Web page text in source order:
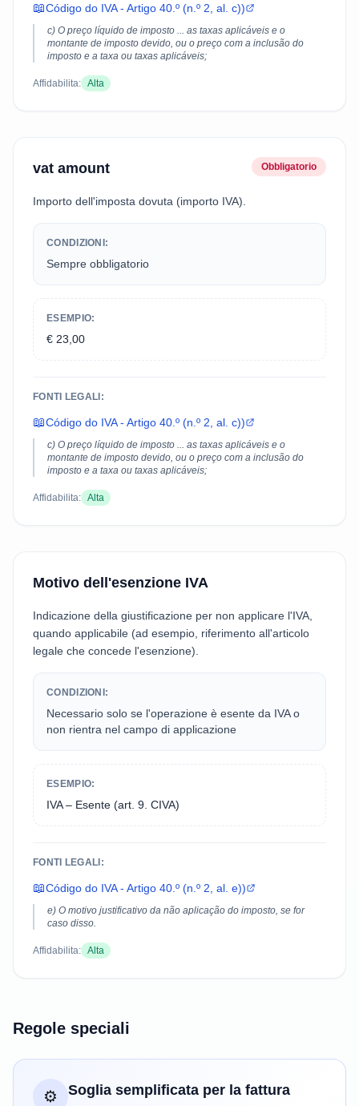
📖Código do IVA - Artigo 40.º (n.º 2, al. c))
c) O preço líquido de imposto ... as taxas aplicáveis e o
montante de imposto devido, ou o preço com a inclusão do
imposto e a taxa ou taxas aplicáveis;
Affidabilita: Alta
vat amount Obbligatorio
Importo dell'imposta dovuta (importo IVA).
CONDIZIONI:
Sempre obbligatorio
ESEMPIO:
€ 23,00
FONTI LEGALI:
📖Código do IVA - Artigo 40.º (n.º 2, al. c))
c) O preço líquido de imposto ... as taxas aplicáveis e o
montante de imposto devido, ou o preço com a inclusão do
imposto e a taxa ou taxas aplicáveis;
Affidabilita: Alta
Motivo dell'esenzione IVA
Indicazione della giustificazione per non applicare l'IVA,
quando applicabile (ad esempio, riferimento all'articolo
legale che concede l'esenzione).
CONDIZIONI:
Necessario solo se l'operazione è esente da IVA o
non rientra nel campo di applicazione
ESEMPIO:
IVA – Esente (art. 9. CIVA)
FONTI LEGALI:
📖Código do IVA - Artigo 40.º (n.º 2, al. e))
e) O motivo justificativo da não aplicação do imposto, se for
caso disso.
Affidabilita: Alta
Regole speciali
⚙️ Soglia semplificata per la fattura